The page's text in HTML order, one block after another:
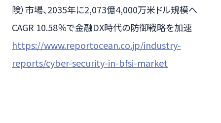
険）市場、2035年に2,073億4,000万米ドル規模へ｜
CAGR 10.58％で金融DX時代の防御戦略を加速
https://www.reportocean.co.jp/industry-
reports/cyber-security-in-bfsi-market